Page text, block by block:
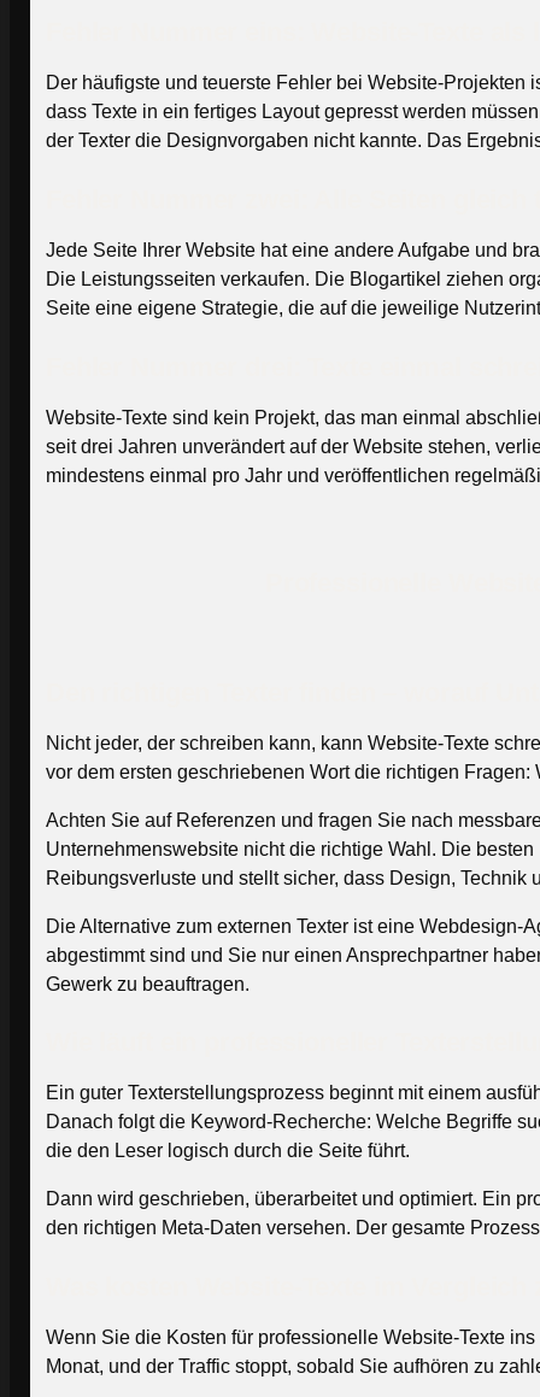
Der häufigste und teuerste Fehler bei Website-
dass Texte in ein fertiges Layout gepresst werden
der Texter die Designvorgaben nicht kannte. Das
Jede Seite Ihrer Website hat eine andere Aufgabe und
Die Leistungsseiten verkaufen. Die Blogartikel ziehen
Seite eine eigene Strategie, die auf die jeweilige
Website-Texte sind kein Projekt, das man einmal
seit drei Jahren unverändert auf der Website stehen,
mindestens einmal pro Jahr und veröffentlichen
Nicht jeder, der schreiben kann, kann Website-Texte
vor dem ersten geschriebenen Wort die richtigen
Achten Sie auf Referenzen und fragen Sie nach
Unternehmenswebsite nicht die richtige Wahl. Die
Reibungsverluste und stellt sicher, dass Design, Technik
Die Alternative zum externen Texter ist eine
abgestimmt sind und Sie nur einen Ansprechpartner
Gewerk zu beauftragen.
Ein guter Texterstellungsprozess beginnt mit einem
Danach folgt die Keyword-Recherche: Welche Begriffe
die den Leser logisch durch die Seite führt.
Dann wird geschrieben, überarbeitet und optimiert. Ein
den richtigen Meta-Daten versehen. Der gesamte
Wenn Sie die Kosten für professionelle Website-Texte
Monat, und der Traffic stoppt, sobald Sie aufhören zu